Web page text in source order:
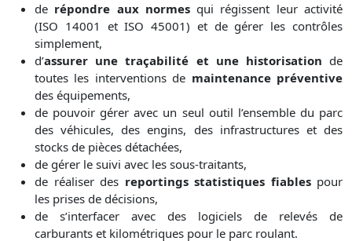
de répondre aux normesqui régissent leur activité
(ISO 14001 et ISO 45001) et de gérer les contrôles
simplement,
d’assurer une traçabilité et une historisation de
toutes les interventions de maintenance préventive
des équipements,
de pouvoir gérer avec un seul outil l’ensemble du parc
des véhicules, des engins, des infrastructures et des
stocks de pièces détachées,
de gérer le suivi avec les sous-traitants,
de réaliser des reportings statistiques fiablespour
les prises de décisions,
de s’interfacer avec des logiciels de relevés de
carburants et kilométriques pour le parc roulant.